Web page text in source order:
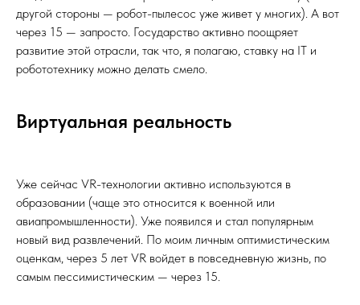
другой стороны — робот-пылесос уже живет у многих). А вот
через 15 — запросто. Государство активно поощряет
развитие этой отрасли, так что, я полагаю, ставку на IT и
робототехнику можно делать смело.
Виртуальная реальность
Уже сейчас VR-технологии активно используются в
образовании (чаще это относится к военной или
авиапромышленности). Уже появился и стал популярным
новый вид развлечений. По моим личным оптимистическим
оценкам, через 5 лет VR войдет в повседневную жизнь, по
самым пессимистическим — через 15.